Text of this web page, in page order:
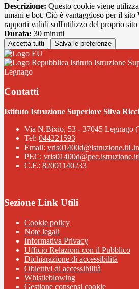
Descrizione: Questo cookie viene
umani e bot. Ciò è vantaggioso per il sito
rapporti validi sull'utilizzo del proprio sito
Durata: 30 minuti
Accetta tutti Salva le preferenze
Istituto Istruzione
Legnago
Contatti
Istituto Istruzione Superiore Silva
Via N.Bixio, 53 - 37045 Legnago
Tel: 044221593
Email: vris01400d@istruzione.it
PEC: vris01400d@pec.istruzione.it
C.F.: 82001140233
Sezione Link Utili
Cookie policy
Note legali
Informativa Privacy
Ufficio Relazioni con il Pubblico
Dichiarazione di accessibilità
Obiettivi di accessibilità
Whistleblowing
Gestione consensi cookie